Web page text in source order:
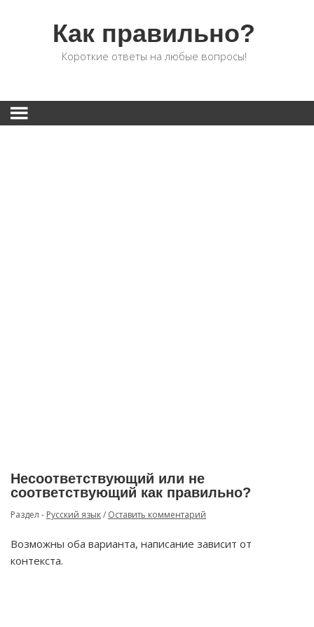
Как правильно?
Короткие ответы на любые вопросы!
Несоответствующий или не
соответствующий как правильно?
Раздел - Русский язык/ Оставить комментарий
Возможны оба варианта, написание зависит от
контекста.